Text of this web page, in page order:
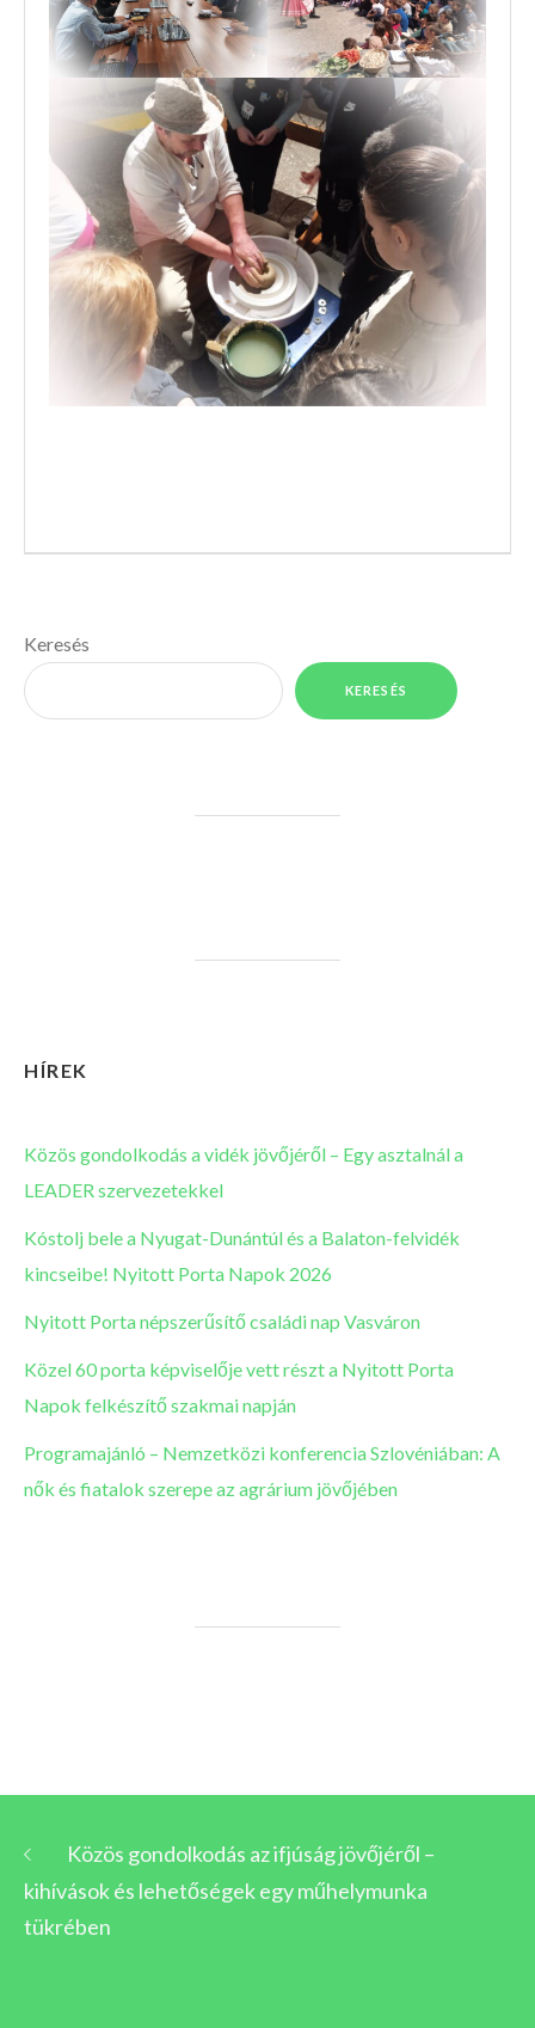
Keresés
KERESÉS
HÍREK
Közös gondolkodás a vidék jövőjéről – Egy asztalnál a
LEADER szervezetekkel
Kóstolj bele a Nyugat-Dunántúl és a Balaton-felvidék
kincseibe! Nyitott Porta Napok 2026
Nyitott Porta népszerűsítő családi nap Vasváron
Közel 60 porta képviselője vett részt a Nyitott Porta
Napok felkészítő szakmai napján
Programajánló – Nemzetközi konferencia Szlovéniában: A
nők és fiatalok szerepe az agrárium jövőjében
Közös gondolkodás az ifjúság jövőjéről –
kihívások és lehetőségek egy műhelymunka
tükrében